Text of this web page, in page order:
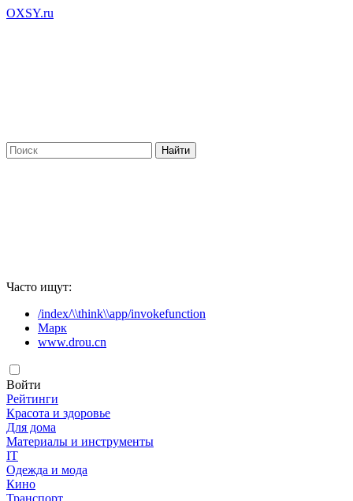
OXSY.ru
Часто ищут:
/index/\\think\\app/invokefunction
Марк
www.drou.cn
Войти
Рейтинги
Красота и здоровье
Для дома
Материалы и инструменты
IT
Одежда и мода
Кино
Транспорт